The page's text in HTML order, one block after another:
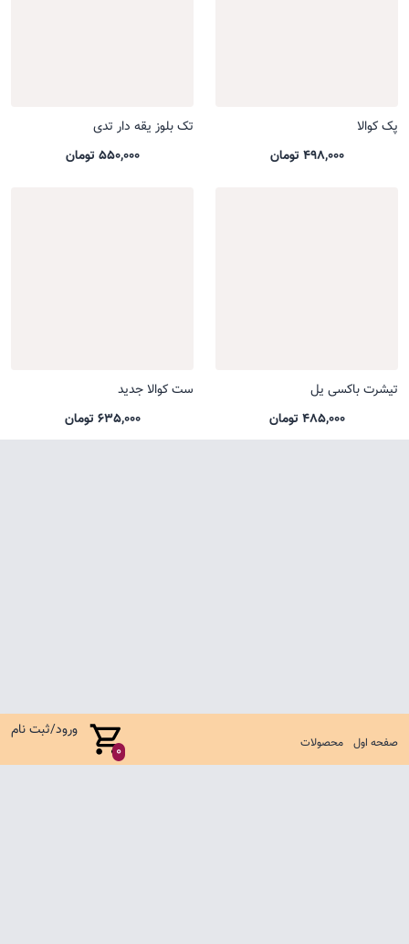
صفحه اول محصولات 0
ورود/ثبت نام
پک کوالا
498,000 تومان
تک بلوز یقه دار تدی
550,000 تومان
تیشرت باکسی یل
485,000 تومان
ست کوالا جدید
635,000 تومان